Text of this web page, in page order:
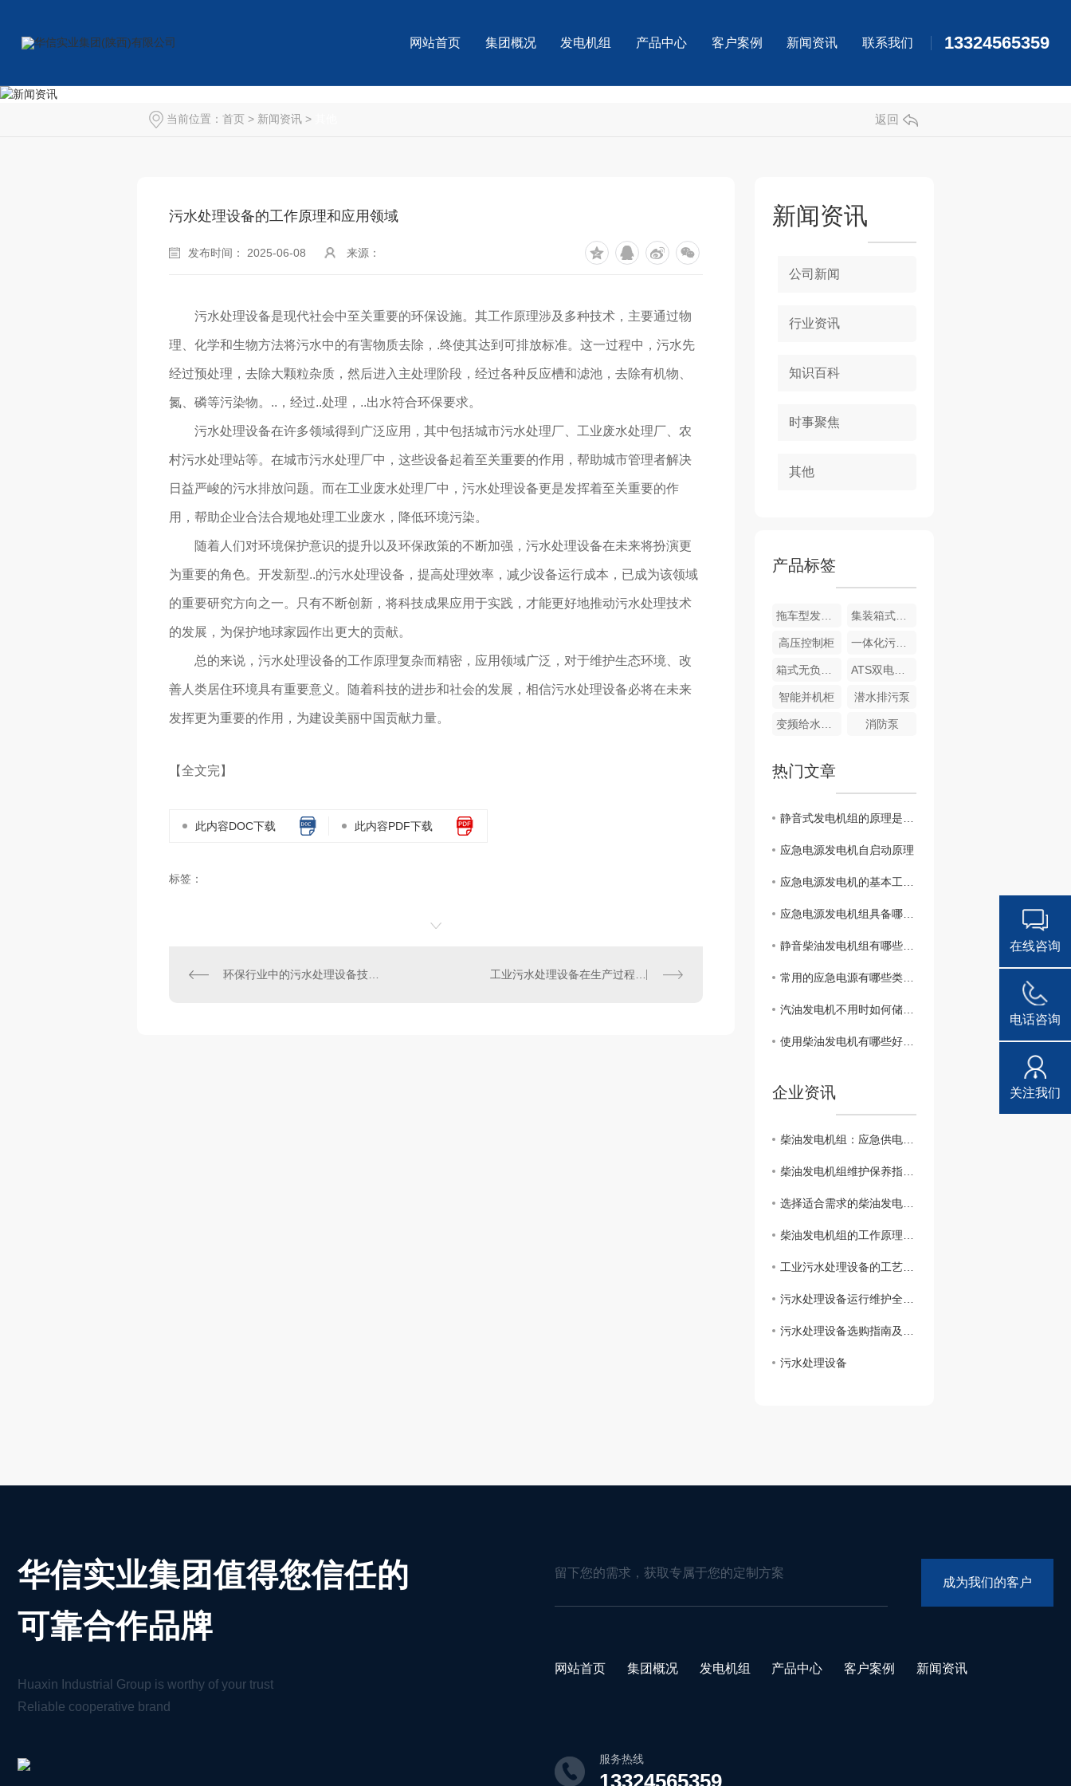
网站首页 集团概况 发电机组 产品中心 客户案例 新闻资讯 联系我们 13324565359
当前位置： 首页 > 新闻资讯 > 返回
污水处理设备的工作原理和应用领域
发布时间： 2025-06-08 来源：
污水处理设备是现代社会中至关重要的环保设施。其工作原理涉及多种技术，主要通过物
理、化学和生物方法将污水中的有害物质去除，.终使其达到可排放标准。这一过程中，污水先
经过预处理，去除大颗粒杂质，然后进入主处理阶段，经过各种反应槽和滤池，去除有机物、
氮、磷等污染物。..，经过..处理，..出水符合环保要求。
污水处理设备在许多领域得到广泛应用，其中包括城市污水处理厂、工业废水处理厂、农
村污水处理站等。在城市污水处理厂中，这些设备起着至关重要的作用，帮助城市管理者解决
日益严峻的污水排放问题。而在工业废水处理厂中，污水处理设备更是发挥着至关重要的作
用，帮助企业合法合规地处理工业废水，降低环境污染。
随着人们对环境保护意识的提升以及环保政策的不断加强，污水处理设备在未来将扮演更
为重要的角色。开发新型..的污水处理设备，提高处理效率，减少设备运行成本，已成为该领域
的重要研究方向之一。只有不断创新，将科技成果应用于实践，才能更好地推动污水处理技术
的发展，为保护地球家园作出更大的贡献。
总的来说，污水处理设备的工作原理复杂而精密，应用领域广泛，对于维护生态环境、改
善人类居住环境具有重要意义。随着科技的进步和社会的发展，相信污水处理设备必将在未来
发挥更为重要的作用，为建设美丽中国贡献力量。
【全文完】
此内容DOC下载 此内容PDF下载
标签：
环保行业中的污水处理设备技术创新 工业污水处理设备在生产过程中的重要性及优势
新闻资讯
公司新闻
行业资讯
知识百科
时事聚焦
其他
产品标签
拖车型发电机组 集装箱式发电机组
高压控制柜 一体化污水处理设备
箱式无负压系列 ATS双电源柜
智能并机柜 潜水排污泵
变频给水系列 消防泵
热门文章
静音式发电机组的原理是怎样的？
应急电源发电机自启动原理
应急电源发电机的基本工作原理
应急电源发电机组具备哪些基本要求?
静音柴油发电机组有哪些特性？
常用的应急电源有哪些类型?
汽油发电机不用时如何储存？
使用柴油发电机有哪些好处?
企业资讯
柴油发电机组：应急供电的核心保障，赋能多场景续航
柴油发电机组维护保养指南及注意事项
选择适合需求的柴油发电机组关键因素
柴油发电机组的工作原理和应用领域
工业污水处理设备的工艺流程探究
污水处理设备运行维护全攻略
污水处理设备选购指南及注意事项
污水处理设备
华信实业集团值得您信任的
可靠合作品牌
Huaxin Industrial Group is worthy of your trust
Reliable cooperative brand
留下您的需求，获取专属于您的定制方案
成为我们的客 户
网站首页 集团概况 发电机组 产品中心 客户案例 新闻资讯
服务热线
在线咨询
电话咨询
关注我们